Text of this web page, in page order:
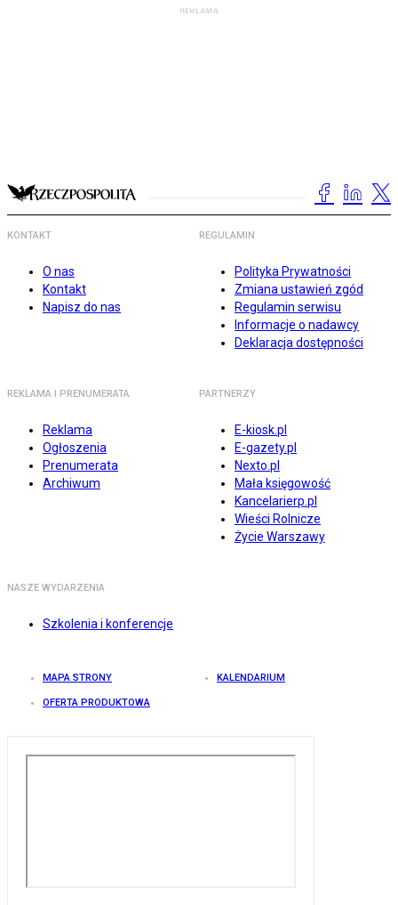
KONTAKT
O nas
Kontakt
Napisz do nas
REGULAMIN
Polityka Prywatności
Zmiana ustawień zgód
Regulamin serwisu
Informacje o nadawcy
Deklaracja dostępności
REKLAMA I PRENUMERATA
Reklama
Ogłoszenia
Prenumerata
Archiwum
PARTNERZY
E-kiosk.pl
E-gazety.pl
Nexto.pl
Mała księgowość
Kancelarierp.pl
Wieści Rolnicze
Życie Warszawy
NASZE WYDARZENIA
Szkolenia i konferencje
MAPA STRONY KALENDARIUM
OFERTA PRODUKTOWA